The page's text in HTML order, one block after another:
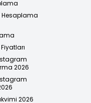
Hesaplama
2026
2026